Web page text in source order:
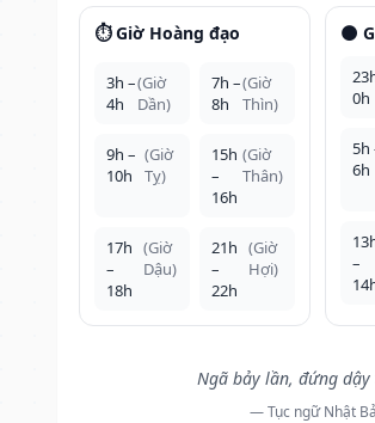
⏱️ Giờ Hoàng đạo
3h –
4h
(Giờ
Dần)
7h –
8h
(Giờ
Thìn)
9h –
10h
(Giờ
Tỵ)
15h
–
16h
(Giờ
Thân)
17h
–
18h
(Giờ
Dậu)
21h
–
22h
(Giờ
Hợi)
🌑
0h
5h
6h
–
Ngã bảy lần, đứng
— Tục ngữ Nhật